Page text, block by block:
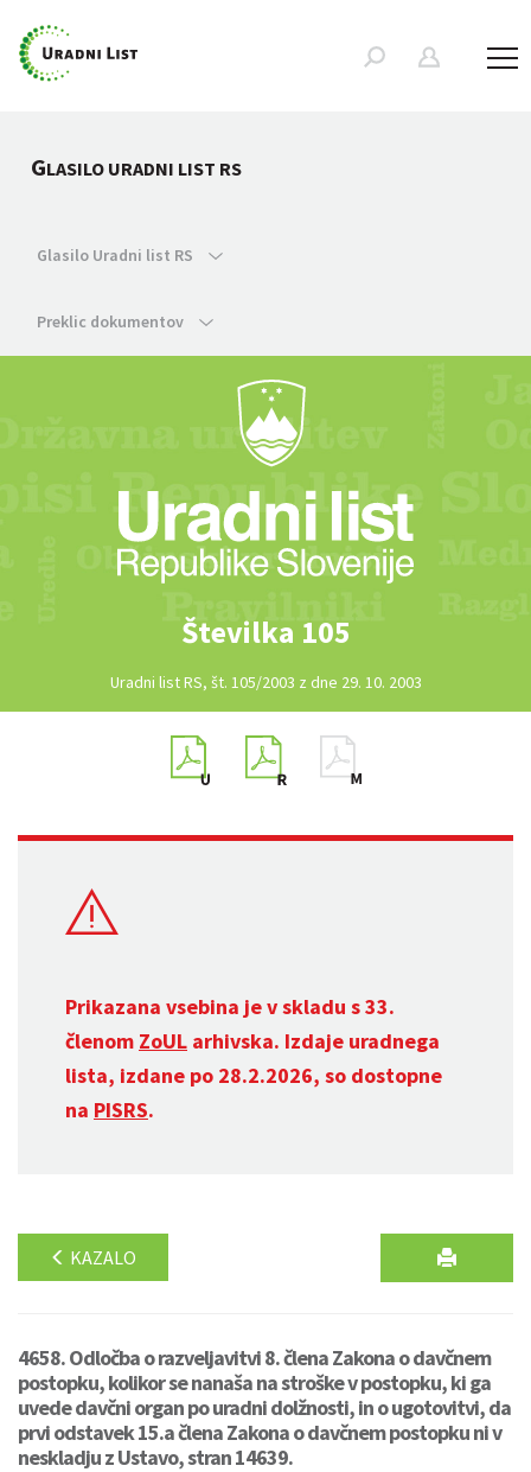
GLASILO URADNI LIST RS
Glasilo Uradni list RS
Preklic dokumentov
Številka 105
Uradni list RS, št. 105/2003 z dne 29. 10. 2003
Prikazana vsebina je v skladu s 33.
členom ZoUL arhivska. Izdaje uradnega
lista, izdane po 28.2.2026, so dostopne
na PISRS.
KAZALO
4658. Odločba o razveljavitvi 8. člena Zakona o davčnem
postopku, kolikor se nanaša na stroške v postopku, ki ga
uvede davčni organ po uradni dolžnosti, in o ugotovitvi, da
prvi odstavek 15.a člena Zakona o davčnem postopku ni v
neskladju z Ustavo, stran 14639.